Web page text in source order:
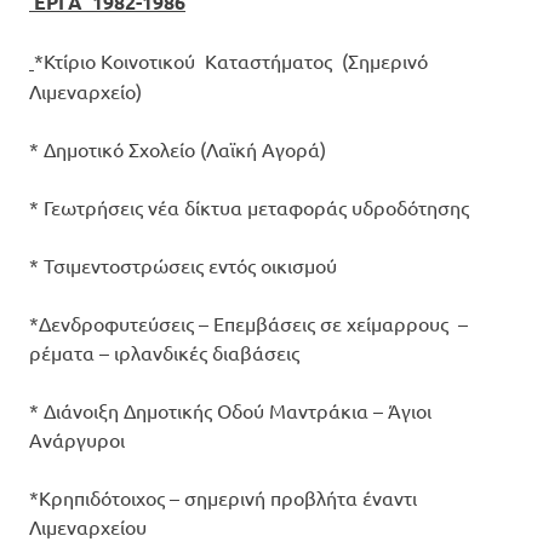
*Κτίριο Κοινοτικού Καταστήματος (Σημερινό
Λιμεναρχείο)
* Δημοτικό Σχολείο (Λαϊκή Αγορά)
* Γεωτρήσεις νέα δίκτυα μεταφοράς υδροδότησης
* Τσιμεντοστρώσεις εντός οικισμού
*Δενδροφυτεύσεις – Επεμβάσεις σε χείμαρρους –
ρέματα – ιρλανδικές διαβάσεις
* Διάνοιξη Δημοτικής Οδού Μαντράκια – Άγιοι
Ανάργυροι
*Κρηπιδότοιχος – σημερινή προβλήτα έναντι
Λιμεναρχείου